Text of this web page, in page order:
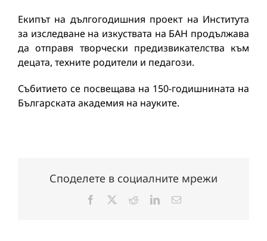
Екипът на дългогодишния проект на Института
за изследване на изкуствата на БАН продължава
да отправя творчески предизвикателства към
децата, техните родители и педагози.
Събитието се посвещава на 150-годишнината на
Българската академия на науките.
Споделете в социалните мрежи
Facebook RedditLinkedInЕлектронна